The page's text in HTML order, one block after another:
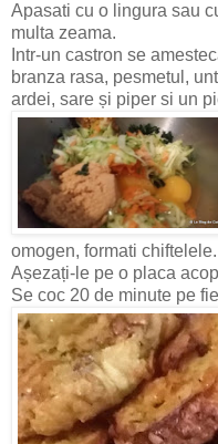
Apasati cu o lingura sau
multa zeama.
Intr-un castron se
branza rasa, pesmetul,
ardei, sare și piper si un
omogen, formati chiftelele.
Așezați-le pe o placa
Se coc 20 de minute pe